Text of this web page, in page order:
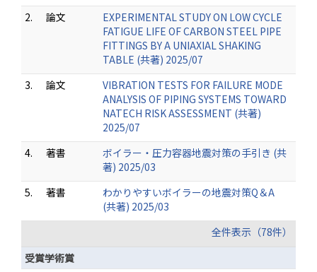
2.
論文
EXPERIMENTAL STUDY ON LOW CYCLE
FATIGUE LIFE OF CARBON STEEL PIPE
FITTINGS BY A UNIAXIAL SHAKING
TABLE (共著) 2025/07
3.
論文
VIBRATION TESTS FOR FAILURE MODE
ANALYSIS OF PIPING SYSTEMS TOWARD
NATECH RISK ASSESSMENT (共著)
2025/07
4.
著書
ボイラー・圧力容器地震対策の手引き (共
著) 2025/03
5.
著書
わかりやすいボイラーの地震対策Q＆A
(共著) 2025/03
全件表示（78件）
受賞学術賞